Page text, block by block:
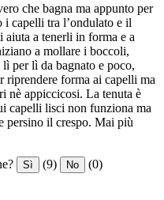
che bagna ma appunto per
i capelli tra l’ondulato e il
aiuta a tenerli in forma e a
a mollare i boccoli,
per lì da bagnato e poco,
riprendere forma ai capelli ma
nè appiccicosi. La tenuta è
capelli lisci non funziona ma
persino il crespo. Mai più
Sì (9) No (0)